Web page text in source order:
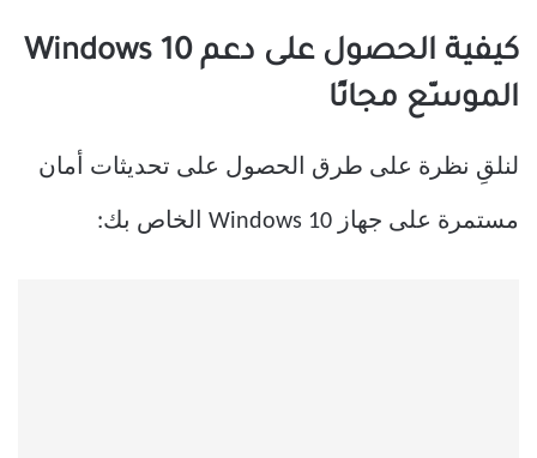
كيفية الحصول على دعم Windows 10
الموسّع مجانًا
لنلقِ نظرة على طرق الحصول على تحديثات أمان
مستمرة على جهاز Windows 10 الخاص بك: